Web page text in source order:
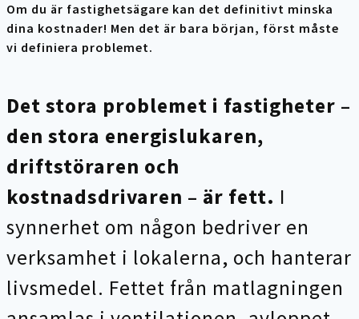
Om du är fastighetsägare kan det definitivt minska
dina kostnader! Men det är bara början, först måste
vi definiera problemet.
Det stora problemet i fastigheter –
den stora energislukaren,
driftstöraren och
kostnadsdrivaren – är fett. I
synnerhet om någon bedriver en
verksamhet i lokalerna, och hanterar
livsmedel. Fettet från matlagningen